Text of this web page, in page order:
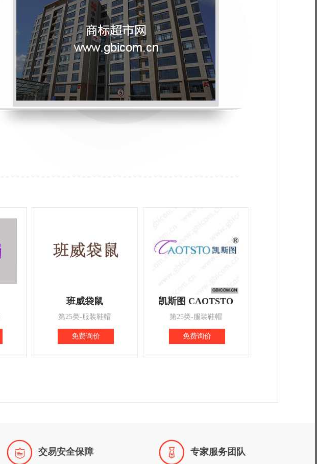
班威袋鼠
第25类-服装鞋帽
免费询价
凯斯图 CAOTSTO
第25类-服装鞋帽
免费询价
 交易安全保障  专家服务团队